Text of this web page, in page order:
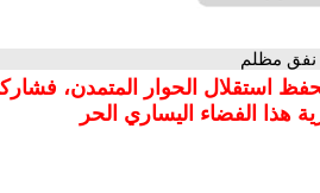
نفق مظلم
تحفظ استقلال الحوار المتمدن،
هذا الفضاء اليساري الحر